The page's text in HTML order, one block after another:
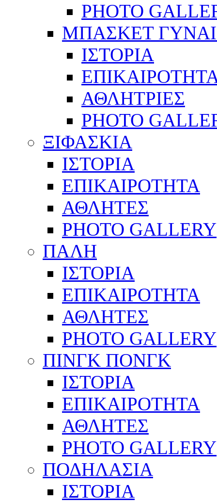
PHOTO
ΜΠΑΣΚΕΤ
ΙΣΤΟΡΙΑ
ΑΘΛΗΤΡΙΕΣ
PHOTO
ΞΙΦΑΣΚΙΑ
ΙΣΤΟΡΙΑ
ΕΠΙΚΑΙΡΟΤΗΤΑ
ΑΘΛΗΤΕΣ
PHOTO GALLERY
ΠΑΛΗ
ΙΣΤΟΡΙΑ
ΕΠΙΚΑΙΡΟΤΗΤΑ
ΑΘΛΗΤΕΣ
PHOTO GALLERY
ΠΙΝΓΚ ΠΟΝΓΚ
ΙΣΤΟΡΙΑ
ΕΠΙΚΑΙΡΟΤΗΤΑ
ΑΘΛΗΤΕΣ
PHOTO GALLERY
ΠΟΔΗΛΑΣΙΑ
ΙΣΤΟΡΙΑ